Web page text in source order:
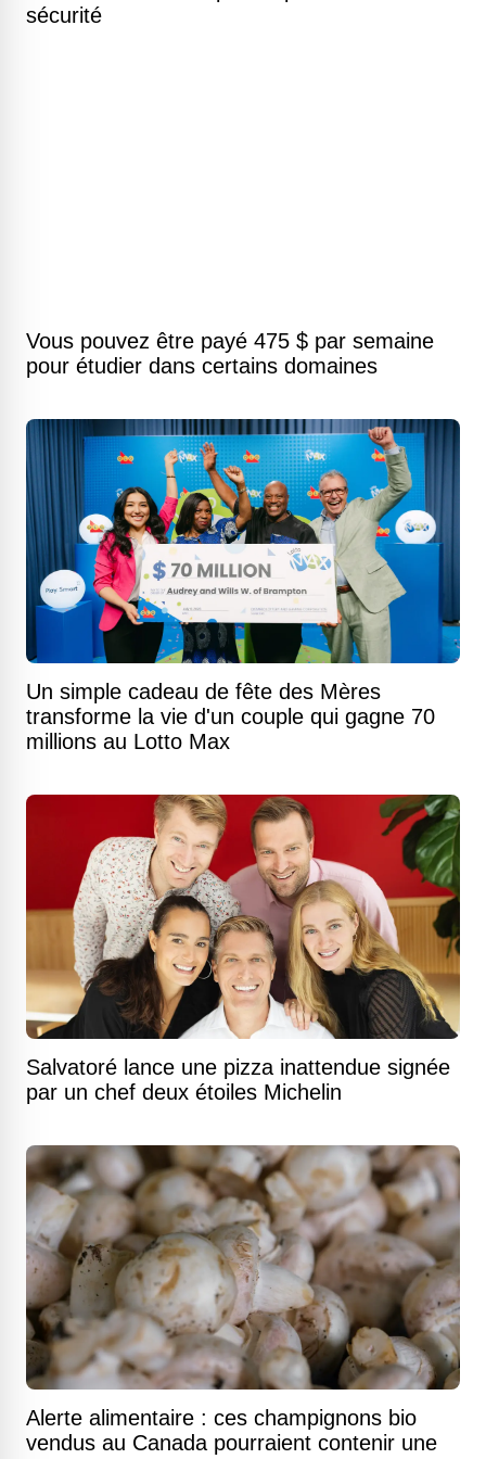
sécurité
Vous pouvez être payé 475 $ par semaine
pour étudier dans certains domaines
Un simple cadeau de fête des Mères
transforme la vie d'un couple qui gagne 70
millions au Lotto Max
Salvatoré lance une pizza inattendue signée
par un chef deux étoiles Michelin
Alerte alimentaire : ces champignons bio
vendus au Canada pourraient contenir une